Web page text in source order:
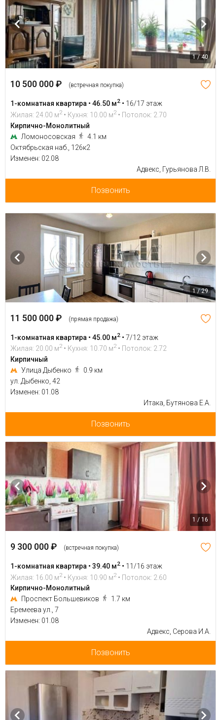
1 / 40
10 500 000 ₽ (встречная покупка)
1-комнатная квартира • 46.50 м2 • 16/17 этаж
Жилая: 24.00 м2 • Кухня: 10.00 м2 • Потолок: 2.70
Кирпично-Монолитный
Ломоносовская
4.1 км
Октябрьская наб., 126к2
Изменен: 02.08
Адвекс, Гурьянова Л.В.
Позвонить
1 / 29
11 500 000 ₽ (прямая продажа)
1-комнатная квартира • 45.00 м2 • 7/12 этаж
Жилая: 20.00 м2 • Кухня: 10.70 м2 • Потолок: 2.72
Кирпичный
Улица Дыбенко
0.9 км
ул. Дыбенко, 42
Изменен: 01.08
Итака, Бутянова Е.А.
Позвонить
1 / 16
9 300 000 ₽ (встречная покупка)
1-комнатная квартира • 39.40 м2 • 11/16 этаж
Жилая: 16.00 м2 • Кухня: 10.90 м2 • Потолок: 2.60
Кирпично-Монолитный
Проспект Большевиков
1.7 км
Еремеева ул., 7
Изменен: 01.08
Адвекс, Серова И.А.
Позвонить